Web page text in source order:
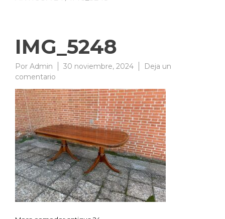
IMG_5248
Por Admin 30 noviembre, 2024
Deja un
comentario
IMG_5248